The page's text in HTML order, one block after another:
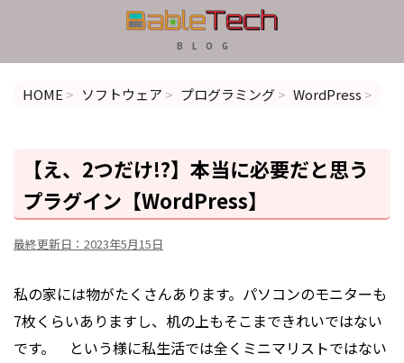
B L O G
HOME > ソフトウェア > プログラミング> WordPress >
【え、2つだけ!?】本当に必要だと思う
プラグイン【WordPress】
最終更新日： 2023年5月15日
私の家には物がたくさんあります。パソコンのモニターも
7枚くらいありますし、机の上もそこまできれいではない
です。 という様に私生活では全くミニマリストではない